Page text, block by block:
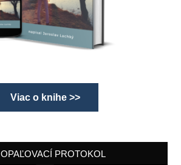
Viac o knihe >>
OPAĽOVACÍ PROTOKOL